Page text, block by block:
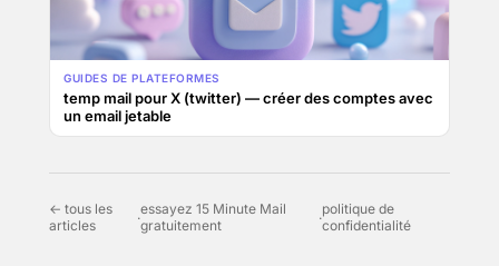
GUIDES DE PLATEFORMES
temp mail pour X (twitter) — créer des comptes avec
un email jetable
← tous les
articles
·essayez 15 Minute Mail
gratuitement
·politique de
confidentialité